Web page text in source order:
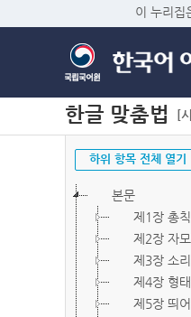
이 누리집
한글 맞춤법 [
하위 항목 전체 열기
본문
제1장 총칙
제2장 자모
제3장 소
제4장 형
제5장 띄어